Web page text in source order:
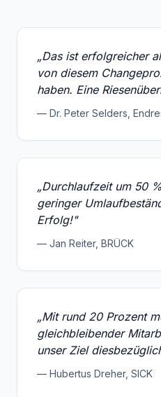
„Das ist erfolgreicher
von diesem
haben. Eine
— Dr. Peter Selders,
„Durchlaufzeit um 50
geringer
Erfolg!"
— Jan Reiter, BRÜCK
„Mit rund 20 Prozent
gleichbleibender
unser Ziel
— Hubertus Dreher, SICK